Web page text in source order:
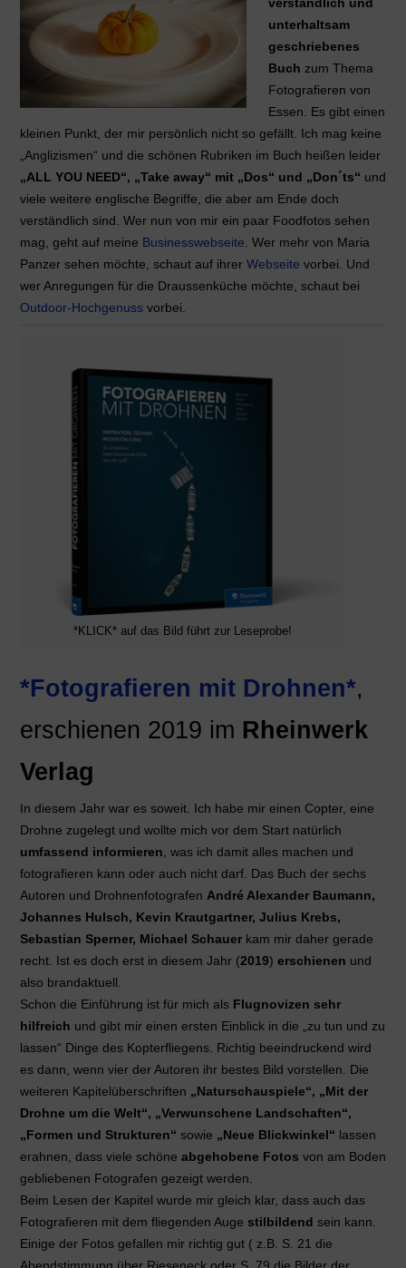
unterhaltsam
geschriebenes
Buch zum Thema
Fotografieren von
Essen. Es gibt einen
kleinen Punkt, der mir persönlich nicht so gefällt. Ich mag keine
„Anglizismen“ und die schönen Rubriken im Buch heißen leider
„ALL YOU NEED“, „Take away“ mit „Dos“ und „Don´ts“ und
viele weitere englische Begriffe, die aber am Ende doch
verständlich sind. Wer nun von mir ein paar Foodfotos sehen
mag, geht auf meine Businesswebseite . Wer mehr von Maria
Panzer sehen möchte, schaut auf ihrer Webseite vorbei. Und
wer Anregungen für die Draussenküche möchte, schaut bei
Outdoor-Hochgenussvorbei.
*KLICK* auf das Bild führt zur Leseprobe!
*Fotografieren mit Drohnen*,
erschienen 2019 im Rheinwerk
Verlag
In diesem Jahr war es soweit. Ich habe mir einen Copter, eine
Drohne zugelegt und wollte mich vor dem Start natürlich
umfassend informieren , was ich damit alles machen und
fotografieren kann oder auch nicht darf. Das Buch der sechs
Autoren und Drohnenfotografen André Alexander Baumann,
Johannes Hulsch, Kevin Krautgartner, Julius Krebs,
Sebastian Sperner, Michael Schauerkam mir daher gerade
recht. Ist es doch erst in diesem Jahr (2019) erschienen und
also brandaktuell.
Schon die Einführung ist für mich als Flugnovizen sehr
hilfreich und gibt mir einen ersten Einblick in die „zu tun und zu
lassen“ Dinge des Kopterfliegens. Richtig beeindruckend wird
es dann, wenn vier der Autoren ihr bestes Bild vorstellen. Die
weiteren Kapitelüberschriften „Naturschauspiele“, „Mit der
Drohne um die Welt“, „Verwunschene Landschaften“,
„Formen und Strukturen“ sowie „Neue Blickwinkel“ lassen
erahnen, dass viele schöne abgehobene Fotos von am Boden
gebliebenen Fotografen gezeigt werden.
Beim Lesen der Kapitel wurde mir gleich klar, dass auch das
Fotografieren mit dem fliegenden Auge stilbildend sein kann.
Einige der Fotos gefallen mir richtig gut ( z.B. S. 21 die